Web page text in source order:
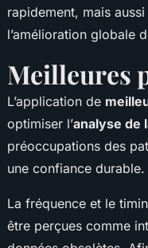
rapidement, mais
l’amélioration globale
Meilleures
L’application de
optimiser l’analyse de
préoccupations des
une confiance durable.
La fréquence et le
être perçues comme